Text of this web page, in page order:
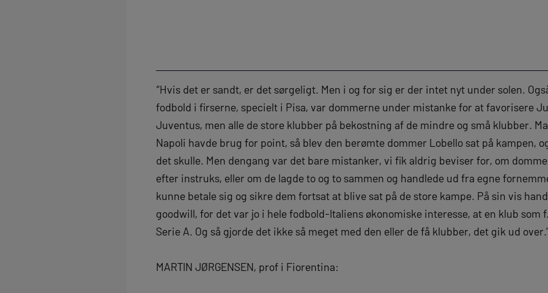
“Hvis det er sandt, er det sørgeligt. Men i og for sig er der intet nyt under solen.
fodbold i firserne, specielt i Pisa, var dommerne under mistanke for at favorisere
Juventus, men alle de store klubber på bekostning af de mindre og små klubber.
Napoli havde brug for point, så blev den berømte dommer Lobello sat på kampen,
det skulle. Men dengang var det bare mistanker, vi fik aldrig beviser for, om
efter instruks, eller om de lagde to og to sammen og handlede ud fra egne
kunne betale sig og sikre dem fortsat at blive sat på de store kampe. På sin vis
goodwill, for det var jo i hele fodbold-Italiens økonomiske interesse, at en klub som
Serie A. Og så gjorde det ikke så meget med den eller de få klubber, det gik ud
MARTIN JØRGENSEN, prof i Fiorentina: